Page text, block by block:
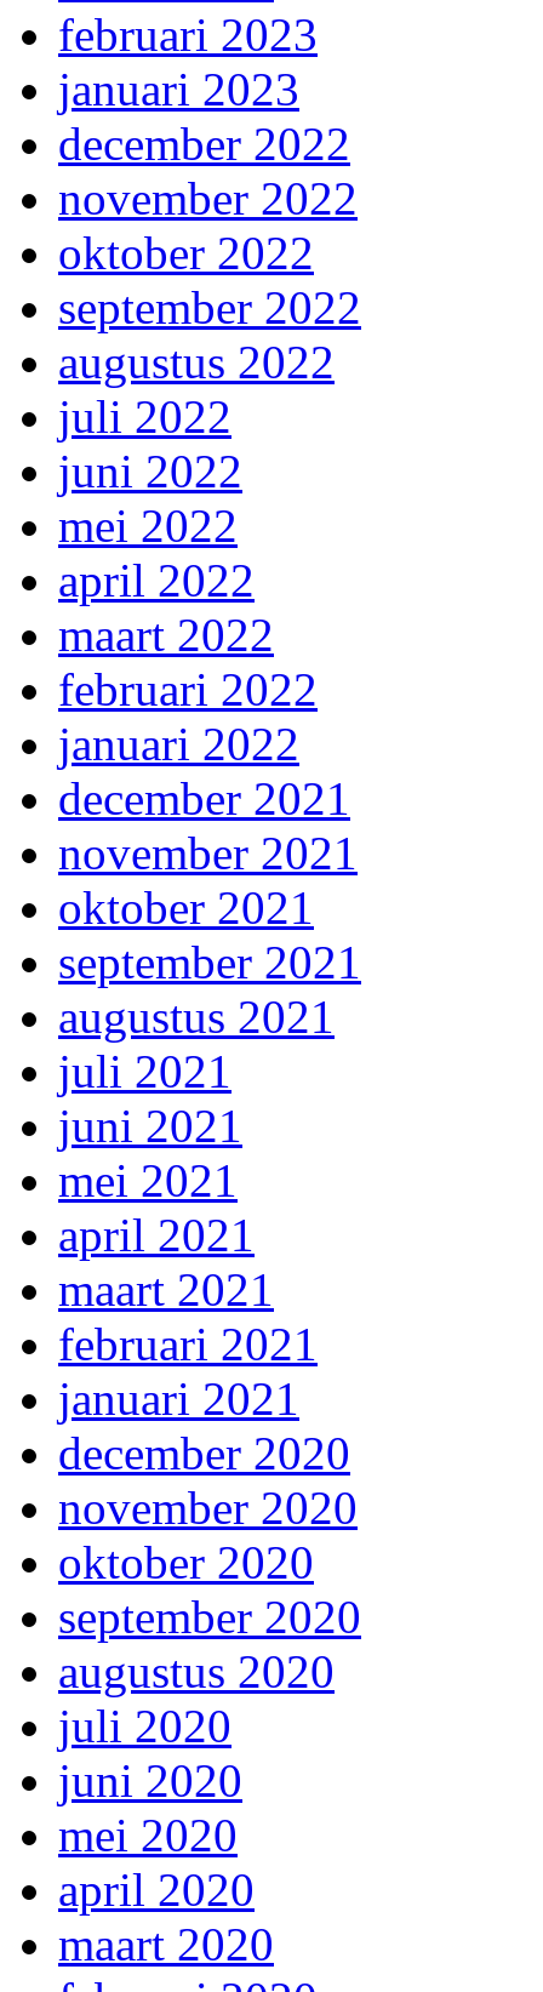
februari 2023
januari 2023
december 2022
november 2022
oktober 2022
september 2022
augustus 2022
juli 2022
juni 2022
mei 2022
april 2022
maart 2022
februari 2022
januari 2022
december 2021
november 2021
oktober 2021
september 2021
augustus 2021
juli 2021
juni 2021
mei 2021
april 2021
maart 2021
februari 2021
januari 2021
december 2020
november 2020
oktober 2020
september 2020
augustus 2020
juli 2020
juni 2020
mei 2020
april 2020
maart 2020